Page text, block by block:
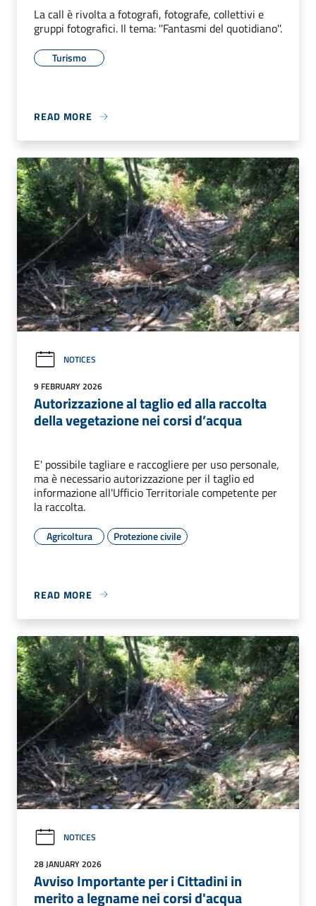
La call è rivolta a fotografi, fotografe, collettivi e
gruppi fotografici. Il tema: ''Fantasmi del quotidiano''.
Turismo
READ MORE
NOTICES
9 FEBRUARY 2026
Autorizzazione al taglio ed alla raccolta
della vegetazione nei corsi d’acqua
E' possibile tagliare e raccogliere per uso personale,
ma è necessario autorizzazione per il taglio ed
informazione all'Ufficio Territoriale competente per
la raccolta.
Agricoltura Protezione civile
READ MORE
NOTICES
28 JANUARY 2026
Avviso Importante per i Cittadini in
merito a legname nei corsi d'acqua